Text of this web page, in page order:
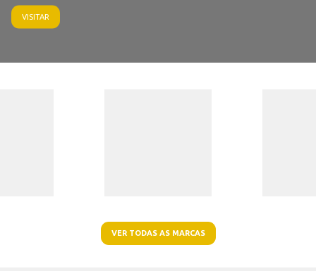
VISITAR
VER TODAS AS MARCAS